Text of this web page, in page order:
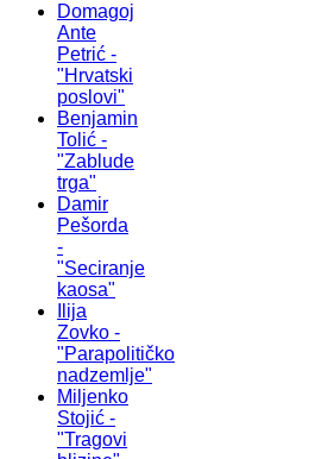
Domagoj
Ante
Petrić -
"Hrvatski
poslovi"
Benjamin
Tolić -
"Zablude
trga"
Damir
Pešorda
-
"Seciranje
kaosa"
Ilija
Zovko -
"Parapolitičko
nadzemlje"
Miljenko
Stojić -
"Tragovi